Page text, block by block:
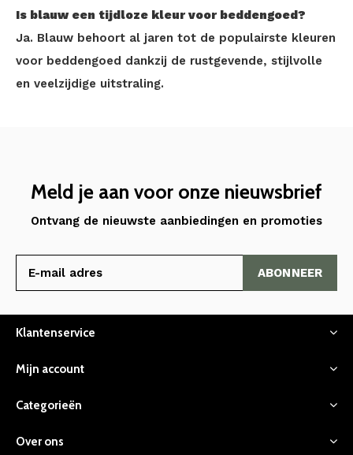
Is blauw een tijdloze kleur voor beddengoed?
Ja. Blauw behoort al jaren tot de populairste kleuren
voor beddengoed dankzij de rustgevende, stijlvolle
en veelzijdige uitstraling.
Meld je aan voor onze nieuwsbrief
Ontvang de nieuwste aanbiedingen en promoties
ABONNEER
Klantenservice
Mijn account
Categorieën
Over ons